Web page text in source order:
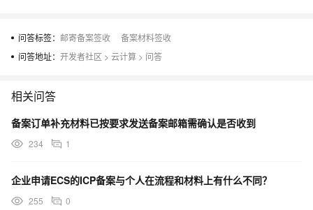
问答标签： 邮寄备案签收
备案材料签收
问答地址： 开发者社区 > 云计算 > 问答
相关问答
备案订单补充材料已按要求发送备案邮箱需确认是否收到
234 1
企业申请ECS的ICP备案与个人在流程和材料上有什么不同？
255 0